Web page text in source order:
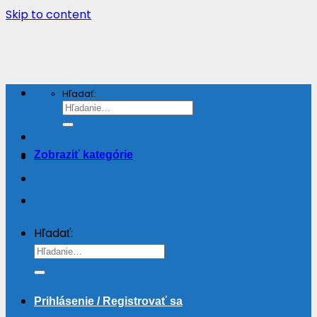
Skip to content
Hľadať:
Prihlásenie / Registrovať sa
Hľadať:
Zobraziť kategórie